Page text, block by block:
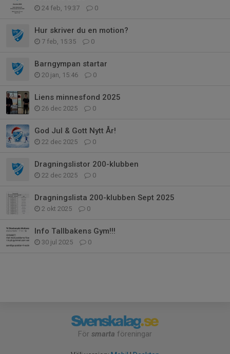
24 feb, 19:37 0
Hur skriver du en motion?
7 feb, 15:35 0
Barngympan startar
20 jan, 15:46 0
Liens minnesfond 2025
26 dec 2025 0
God Jul & Gott Nytt År!
22 dec 2025 0
Dragningslistor 200-klubben
22 dec 2025 0
Dragningslista 200-klubben Sept 2025
2 okt 2025 0
Info Tallbakens Gym!!!
30 jul 2025 0
För smarta föreningar